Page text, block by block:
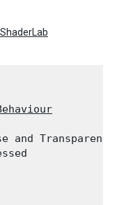
ShaderLab
and